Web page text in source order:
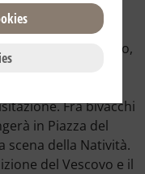
del Teatro Bonci,
il
porterà il suo saluto,
fra le scene del
sagrato della
Fra bivacchi
in Piazza del
scena della Natività.
del Vescovo e il